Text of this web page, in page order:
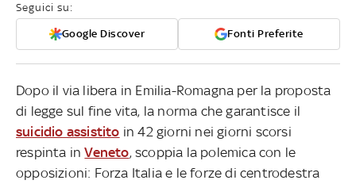
Seguici su:
Google Discover Fonti Preferite
Dopo il via libera in Emilia-Romagna per la proposta
di legge sul fine vita, la norma che garantisce il
suicidio assistito in 42 giorni nei giorni scorsi
respinta inVeneto, scoppia la polemica con le
opposizioni: Forza Italia e le forze di centrodestra